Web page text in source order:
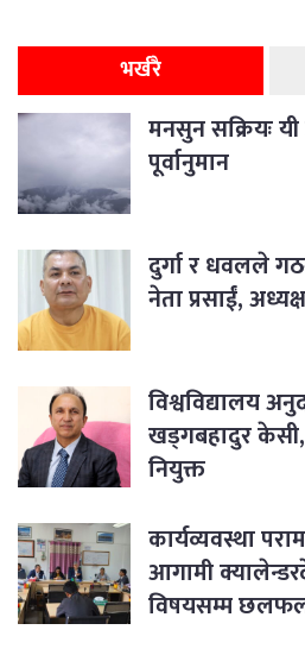
भर्खरै
मनसुन सक्रियः यी
पूर्वानुमान
दुर्गा र धवलले
नेता प्रसाईं,
विश्वविद्यालय
खड्गबहादुर केसी,
नियुक्त
कार्यव्यवस्था
आगामी
विषयसम्म